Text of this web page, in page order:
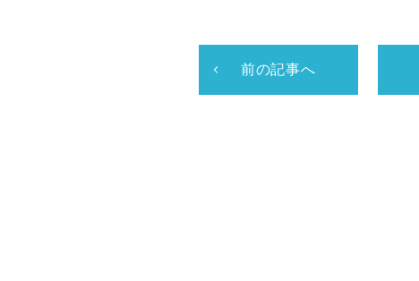
前の記事へ